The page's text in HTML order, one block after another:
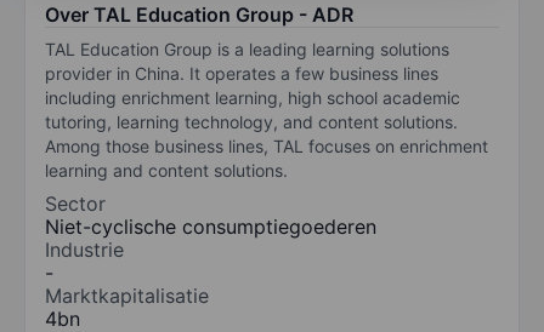
Over TAL Education Group - ADR
TAL Education Group is a leading learning solutions
provider in China. It operates a few business lines
including enrichment learning, high school academic
tutoring, learning technology, and content solutions.
Among those business lines, TAL focuses on enrichment
learning and content solutions.
Sector
Niet-cyclische consumptiegoederen
Industrie
-
Marktkapitalisatie
4bn